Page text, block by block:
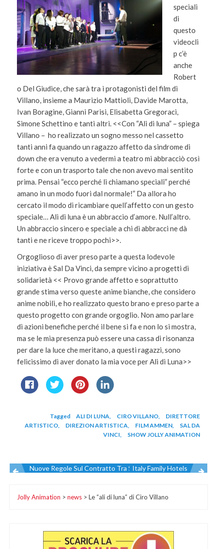
speciali
di
questo
videocli
p c’è
anche
Robert
o Del Giudice, che sarà tra i protagonisti del film di
Villano, insieme a Maurizio Mattioli, Davide Marotta,
Ivan Boragine, Gianni Parisi, Elisabetta Gregoraci,
Simone Schettino e tanti altri. <<Con “Ali di luna” – spiega
Villano – ho realizzato un sogno messo nel cassetto
tanti anni fa quando un ragazzo affetto da sindrome di
down che era venuto a vedermi a teatro mi abbracciò così
forte e con un trasporto tale che non avevo mai sentito
prima. Pensai “ecco perché li chiamano speciali” perché
amano in un modo fuori dal normale!” Da allora ho
cercato il modo di ricambiare quell’affetto con un gesto
speciale… Ali di luna è un abbraccio d’amore. Null’altro.
Un abbraccio sincero e speciale a chi di abbracci ne dà
tanti e ne riceve troppo pochi>>.
Orgoglioso di aver preso parte a questa lodevole
iniziativa è Sal Da Vinci, da sempre vicino a progetti di
solidarietà << Provo grande affetto e soprattutto
grande stima verso queste anime bianche, che considero
anime nobili, e ho realizzato questo brano e preso parte a
questo progetto con grande orgoglio. Non amo parlare
di azioni benefiche perché il bene si fa e non lo si mostra,
ma se le mia presenza può essere una cassa di risonanza
per dare la luce che meritano, a questi ragazzi, sono
felicissimo di aver donato la mia voce per Ali di Luna>>
Tagged ALI DI LUNA CIRO VILLANO
DIRETTORE
ARTISTICO
DIREZION ARTISTICA FILM AMMEN
SAL DA
VINCI
SHOW JOLLY ANIMATION
Navigazione
Nuove Regole Sul Contratto Tra Strutture Turistiche Ed
Italy Family Hotels
Jolly Animation > news > Le “ali di luna” di Ciro Villano